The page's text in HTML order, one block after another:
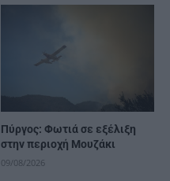
Πύργος: Φωτιά σε εξέλιξη
στην περιοχή Μουζάκι
09/08/2026